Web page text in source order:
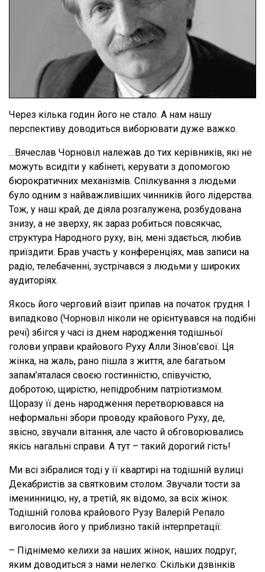
Через кілька годин його не стало. А нам нашу
перспективу доводиться виборювати дуже важко.
…Вячеслав Чорновіл належав до тих керівників, які не
можуть всидіти у кабінеті, керувати з допомогою
бюрократичних механізмів. Спілкування з людьми
було одним з найважливіших чинників його лідерства.
Тож, у наш край, де діяла розгалужена, розбудована
знизу, а не зверху, як зараз робиться повсякчас,
структура Народного руху, він, мені здається, любив
приїздити. Брав участь у конференціях, мав записи на
радіо, телебаченні, зустрічався з людьми у широких
аудиторіях.
Якось його черговий візит припав на початок грудня. І
випадково (Чорновіл ніколи не орієнтувався на подібні
речі) збігся у часі із днем народження тодішньої
голови управи крайового Руху Алли Зінов’євої. Ця
жінка, на жаль, рано пішла з життя, але багатьом
запам’яталася своєю гостинністю, співучістю,
добротою, щирістю, непідробним патріотизмом.
Щоразу її день народження перетворювався на
неформальні збори проводу крайового Руху, де,
звісно, звучали вітання, але часто й обговорювались
якісь нагальні справи. А тут – такий дорогий гість!
Ми всі зібралися тоді у її квартирі на тодішній вулиці
Декабристів за святковим столом. Звучали тости за
іменинницю, ну, а третій, як відомо, за всіх жінок.
Тодішній голова крайового Рузу Валерій Репало
виголосив його у приблизно такій інтерпретації:
– Піднімемо келихи за наших жінок, наших подруг,
яким доводиться з нами нелегко. Скільки дзвінків